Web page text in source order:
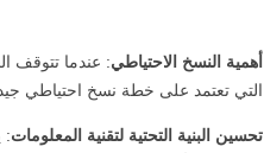
أهمية النسخ الاحتياطي: عندما تتوقف
التي تعتمد على خطة نسخ احتياطي
تحسين البنية التحتية لتقنية المعلومات: